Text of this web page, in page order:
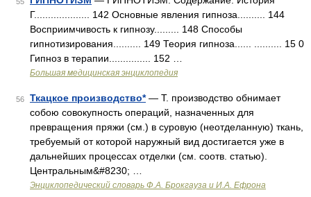
Г.................... 142 Основные явления гипноза.......... 144
Восприимчивость к гипнозу......... 148 Способы
гипнотизирования.......... 149 Теория гипноза...... .......... 15 0
Гипноз в терапии............... 152 …
Большая медицинская энциклопедия
56 Ткацкое производство*— Т. производство обнимает
собою совокупность операций, назначенных для
превращения пряжи (см.) в суровую (неотделанную) ткань,
требуемый от которой наружный вид достигается уже в
дальнейших процессах отделки (см. соотв. статью).
Центральным&#8230; …
Энциклопедический словарь Ф.А. Брокгауза и И.А. Ефрона